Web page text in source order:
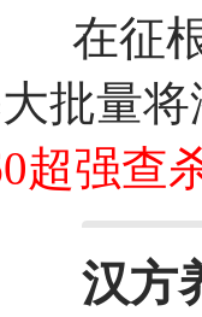
在征
批量
超强查
汉方